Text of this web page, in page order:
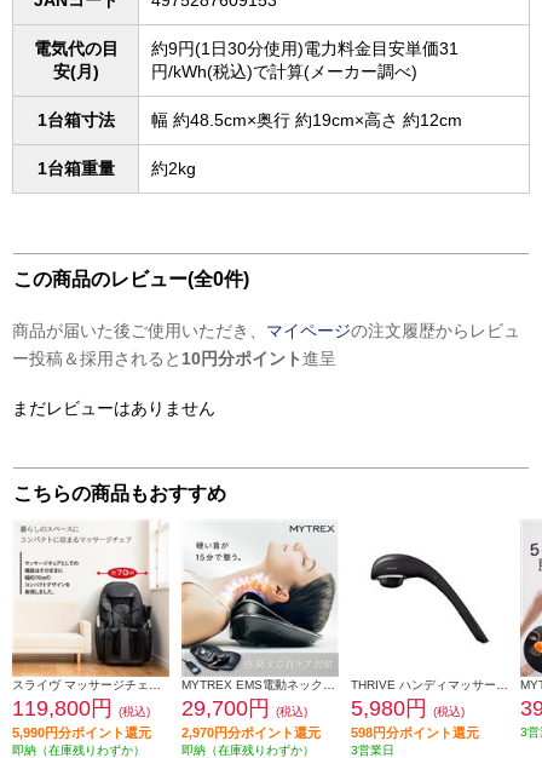
電気代の目
安(月)
約9円(1日30分使用)電力料金目安単価31
円/kWh(税込)で計算(メーカー調べ)
1台箱寸法 幅 約48.5cm×奥行 約19cm×高さ 約12cm
1台箱重量 約2kg
この商品のレビュー(全0件)
商品が届いた後ご使用いただき、 マイページの注文履歴からレビュ
ー投稿＆採用されると 10円分ポイント進呈
まだレビューはありません
こちらの商品もおすすめ
119,800円 (税込)
5,990円分ポイント還元
即納（在庫残りわずか）
29,700円 (税込)
2,970円分ポイント還元
即納（在庫残りわずか）
5,980円 (税込)
598円分ポイント還元
3営業日
3営